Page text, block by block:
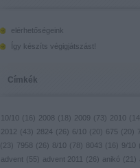
elérhetőségeink
Így készíts végigjátszást!
Címkék
10/10 ( 16 ) 2008 ( 18 ) 2009 ( 73) 2010 (
2012 ( 43) 2824 ( 26 ) 6/10 ( 20) 675 ( 20)
( 23) 7958 ( 26 ) 8/10 ( 78 ) 8043 ( 16 ) 9/10
advent ( 55) advent 2011 ( 26 ) anikó ( 21 )